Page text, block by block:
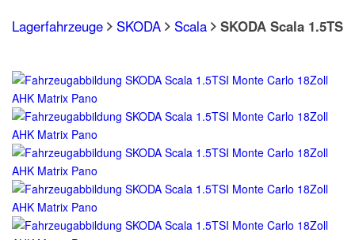
Lagerfahrzeuge SKODA Scala SKODA Scala